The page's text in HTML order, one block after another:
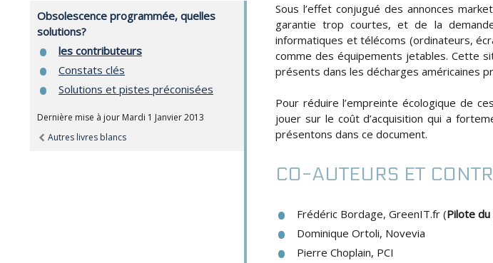
Sous l’effet conjugué des annonces
garantie trop courtes, et de la
informatiques et télécoms (ordinateurs,
comme des équipements jetables. Cette
présents dans les décharges américaines
Pour réduire l’empreinte écologique de
jouer sur le coût d’acquisition qui a
présentons dans ce document.
CO-AUTEURS ET
Frédéric Bordage, GreenIT.fr (Pilote
Dominique Ortoli, Novevia
Pierre Choplain, PCI
Obsolescence programmée, quelles
solutions?
les contributeurs
Constats clés
Solutions et pistes préconisées
Dernière mise à jour Mardi 1 Janvier 2013
Autres livres blancs